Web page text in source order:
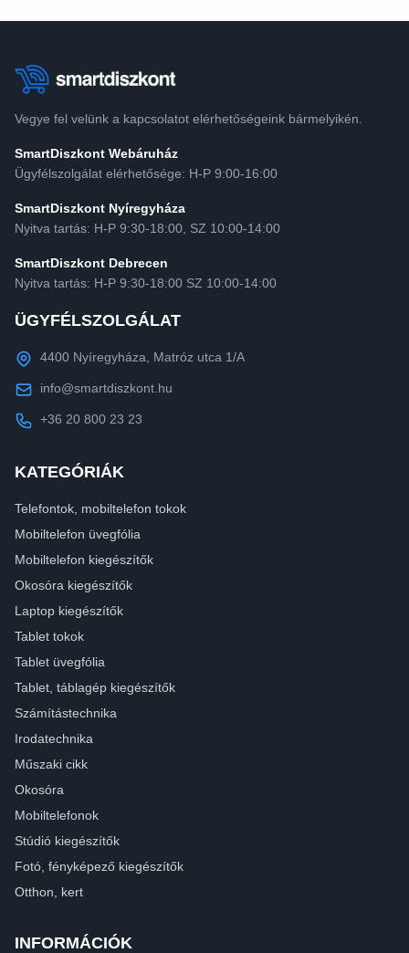
Vegye fel velünk a kapcsolatot elérhetőségeink bármelyikén.
SmartDiszkont Webáruház
Ügyfélszolgálat elérhetősége: H-P 9:00-16:00
SmartDiszkont Nyíregyháza
Nyitva tartás: H-P 9:30-18:00, SZ 10:00-14:00
SmartDiszkont Debrecen
Nyitva tartás: H-P 9:30-18:00 SZ 10:00-14:00
ÜGYFÉLSZOLGÁLAT
4400 Nyíregyháza, Matróz utca 1/A
info@smartdiszkont.hu
+36 20 800 23 23
KATEGÓRIÁK
Telefontok, mobiltelefon tokok
Mobiltelefon üvegfólia
Mobiltelefon kiegészítők
Okosóra kiegészítők
Laptop kiegészítők
Tablet tokok
Tablet üvegfólia
Tablet, táblagép kiegészítők
Számítástechnika
Irodatechnika
Műszaki cikk
Okosóra
Mobiltelefonok
Stúdió kiegészítők
Fotó, fényképező kiegészítők
Otthon, kert
INFORMÁCIÓK